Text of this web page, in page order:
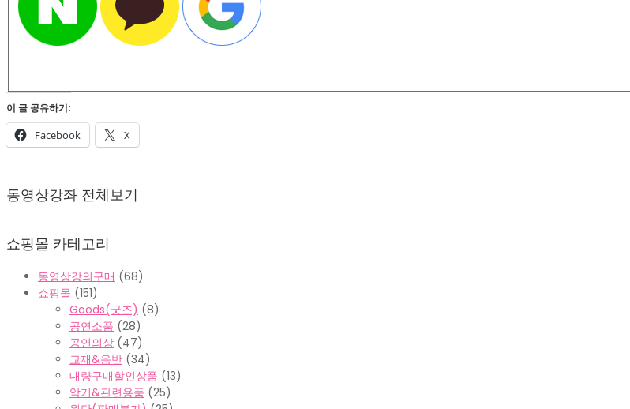
이 글 공유하기:
Facebook X
02-
동영상강좌 전체보기
쇼핑몰 카테고리
동영상강의구매 (68)
쇼핑몰 (151)
Goods(굿즈) (8)
공연소품 (28)
공연의상 (47)
교재&음반 (34)
대량구매할인상품 (13)
악기&관련용품 (25)